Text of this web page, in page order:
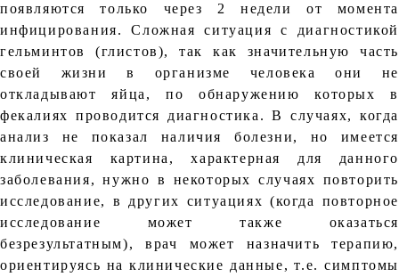
появляются только через 2 недели от момента
инфицирования. Сложная ситуация с диагностикой
гельминтов (глистов), так как значительную часть
своей жизни в организме человека они не
откладывают яйца, по обнаружению которых в
фекалиях проводится диагностика. В случаях, когда
анализ не показал наличия болезни, но имеется
клиническая картина, характерная для данного
заболевания, нужно в некоторых случаях повторить
исследование, в других ситуациях (когда повторное
исследование может также оказаться
безрезультатным), врач может назначить терапию,
ориентируясь на клинические данные, т.е. симптомы